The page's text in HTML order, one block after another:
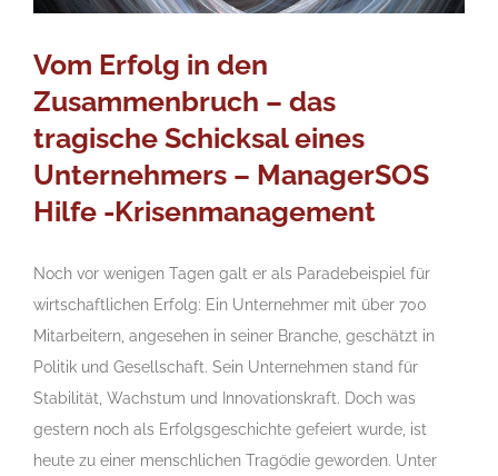
Vom Erfolg in den
Zusammenbruch – das
tragische Schicksal eines
Unternehmers – ManagerSOS
Hilfe -Krisenmanagement
Noch vor wenigen Tagen galt er als Paradebeispiel für
wirtschaftlichen Erfolg: Ein Unternehmer mit über 700
Mitarbeitern, angesehen in seiner Branche, geschätzt in
Politik und Gesellschaft. Sein Unternehmen stand für
Stabilität, Wachstum und Innovationskraft. Doch was
gestern noch als Erfolgsgeschichte gefeiert wurde, ist
heute zu einer menschlichen Tragödie geworden. Unter